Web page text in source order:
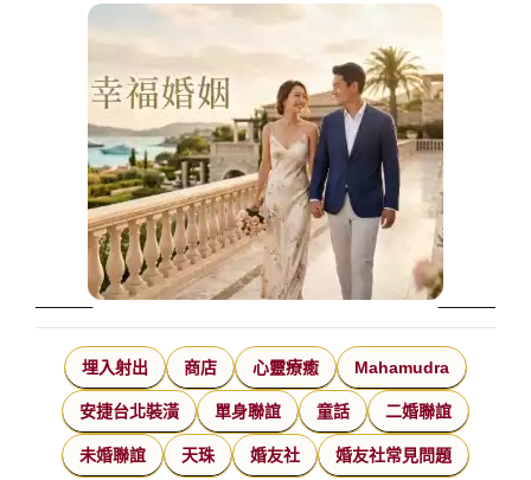
埋入射出 商店 心靈療癒 Mahamudra
安捷台北裝潢 單身聯誼 童話 二婚聯誼
未婚聯誼 天珠 婚友社 婚友社常見問題